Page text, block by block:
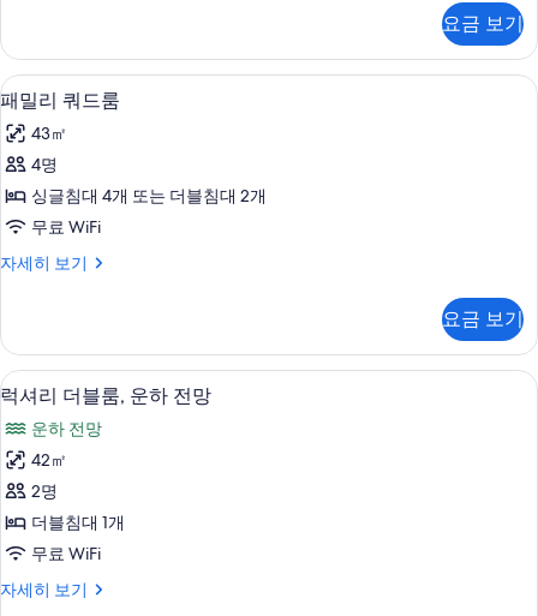
침
대
1
개
사
진
모
두
프
트,
더
블
침
대
개
자
히
요금 보기
패
밀
리
쿼
드
사
모
두
보
기
패밀리 쿼드룸 | 고급 침구, 책상, 암막
12
패밀리 쿼드룸
43㎡
4명
싱글침대 4개 또는 더블침대 2개
무료 WiFi
자세히 보기
패
드
룸
자
세
히
보
기
요금 보기
럭
셔
리
더
블
룸,
하
럭셔리 더블룸, 운하 전망 | 고급 침구,
6
럭셔리 더블룸, 운하 전망
운하 전망
42㎡
2명
더블침대 1개
무료 WiFi
자세히 보기
럭